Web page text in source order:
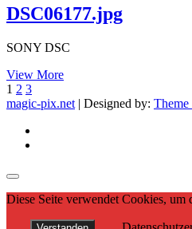
DSC06177.jpg
SONY DSC
View MoreDSC06177.jpg
Seitennummerierung
der
Beiträge
Page
1 Page
2 Page
3Next
page
magic-pix.net | Designed by: Theme
Diese Seite verwendet Cookies,